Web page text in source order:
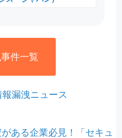
件一覧
漏洩ニュース
ある企業必見！「セキュ